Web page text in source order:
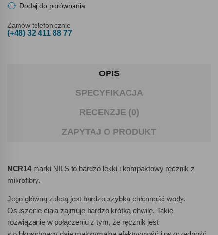
Dodaj do porównania
Zamów telefonicznie
(+48) 32 411 88 77
OPIS
SPECYFIKACJA
RECENZJE (0)
ZAPYTAJ O PRODUKT
NCR14 marki NILS to bardzo lekki i kompaktowy ręcznik z
mikrofibry.
Jego główną zaletą jest bardzo szybka chłonność wody.
Osuszenie ciała zajmuje bardzo krótką chwilę. Takie
rozwiązanie w połączeniu z tym, że ręcznik jest